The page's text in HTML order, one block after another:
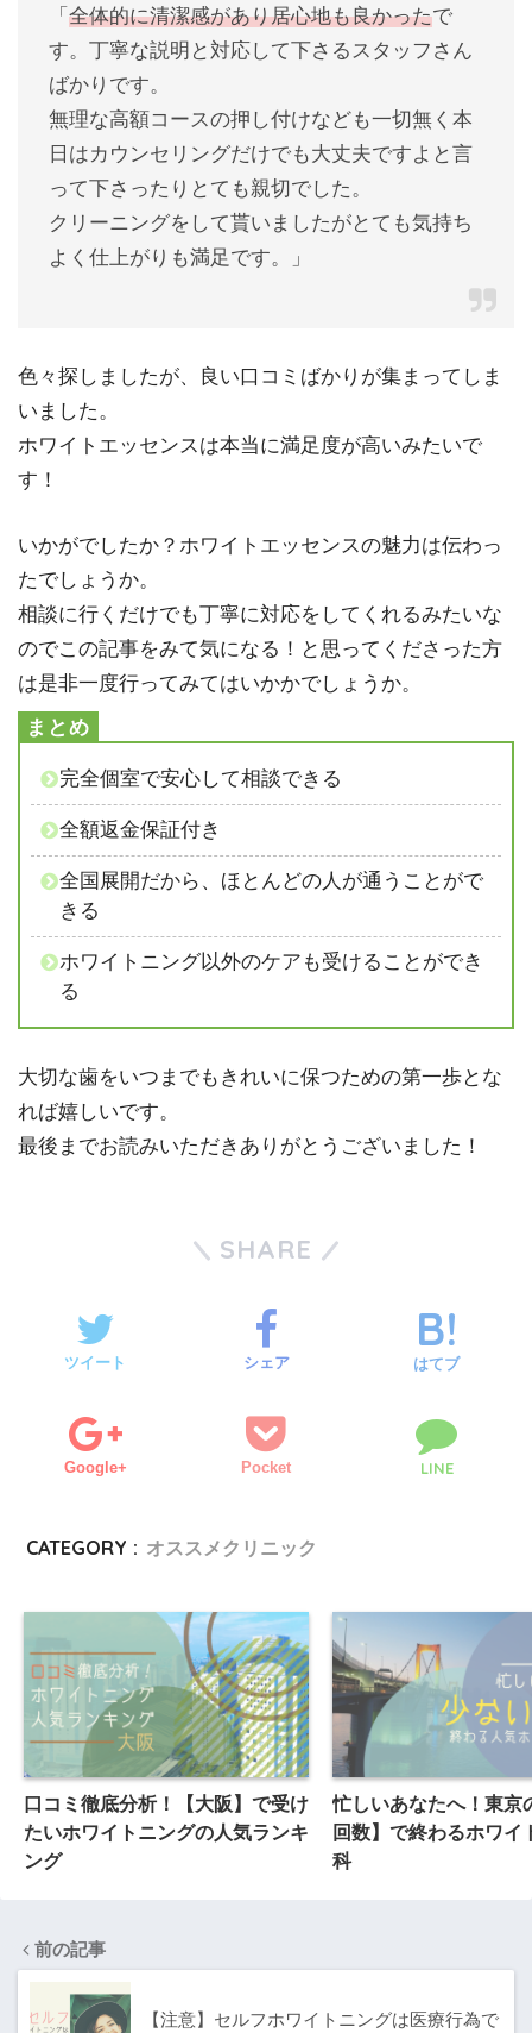
「 全体的に清潔感があり居心地も良かったで
す。丁寧な説明と対応して下さるスタッフさん
ばかりです。
無理な高額コースの押し付けなども一切無く本
日はカウンセリングだけでも大丈夫ですよと言
って下さったりとても親切でした。
クリーニングをして貰いましたがとても気持ち
よく仕上がりも満足です。」
色々探しましたが、良い口コミばかりが集まってしま
いました。
ホワイトエッセンスは本当に満足度が高いみたいで
す！
いかがでしたか？ホワイトエッセンスの魅力は伝わっ
たでしょうか。
相談に行くだけでも丁寧に対応をしてくれるみたいな
のでこの記事をみて気になる！と思ってくださった方
は是非一度行ってみてはいかかでしょうか。
完全個室で安心して相談できる
全額返金保証付き
全国展開だから、ほとんどの人が通うことがで
きる
ホワイトニング以外のケアも受けることができ
る
大切な歯をいつまでもきれいに保つための第一歩とな
れば嬉しいです。
最後までお読みいただきありがとうございました！
SHARE
ツイート シェア はてブ
Google+ Pocket LINE
CATEGORY : オススメクリニック
口コミ徹底分析！【大阪】で受け
たいホワイトニングの人気ランキ
ング
忙しいあなたへ！東京
回数】で終わるホワイ
科
前の記事
【注意】セルフホワイトニングは医療行為で